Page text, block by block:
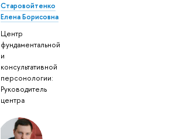
Старовойтенко
Елена Борисовна
Центр
фундаментальной
и
консультативной
персонологии:
Руководитель
центра